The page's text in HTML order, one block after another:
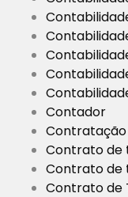
Contador
Contratação
Contrato de
Contrato de
Contrato de